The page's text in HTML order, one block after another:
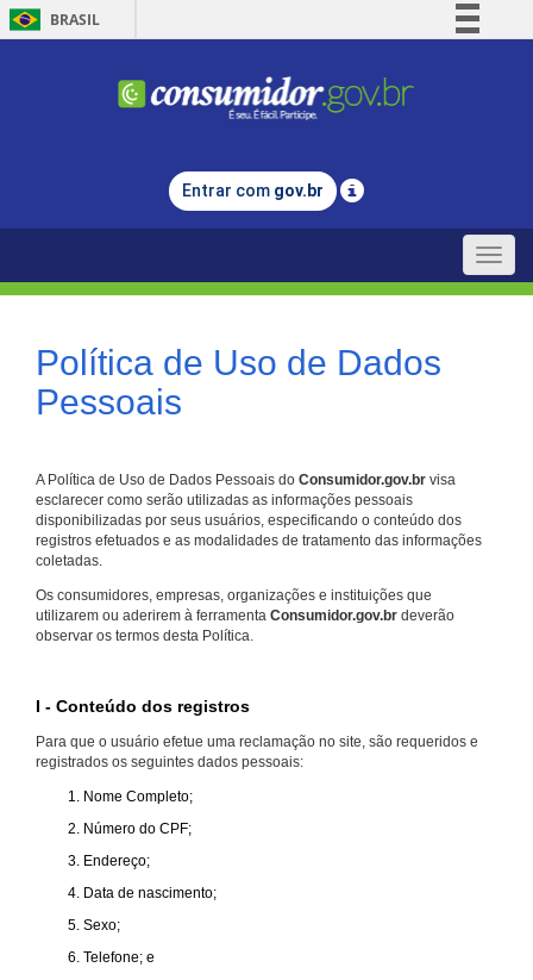
BRASIL
Comunica BR
Legislação
Entrar com gov.br
Toggle
Política de Uso de Dados
Pessoais
A Política de Uso de Dados Pessoais do Consumidor.gov.br visa
esclarecer como serão utilizadas as informações pessoais
disponibilizadas por seus usuários, especificando o conteúdo dos
registros efetuados e as modalidades de tratamento das informações
coletadas.
Os consumidores, empresas, organizações e instituições que
utilizarem ou aderirem à ferramenta Consumidor.gov.br deverão
observar os termos desta Política.
I - Conteúdo dos registros
Para que o usuário efetue uma reclamação no site, são requeridos e
registrados os seguintes dados pessoais:
Nome Completo;
Número do CPF;
Endereço;
Data de nascimento;
Sexo;
Telefone; e